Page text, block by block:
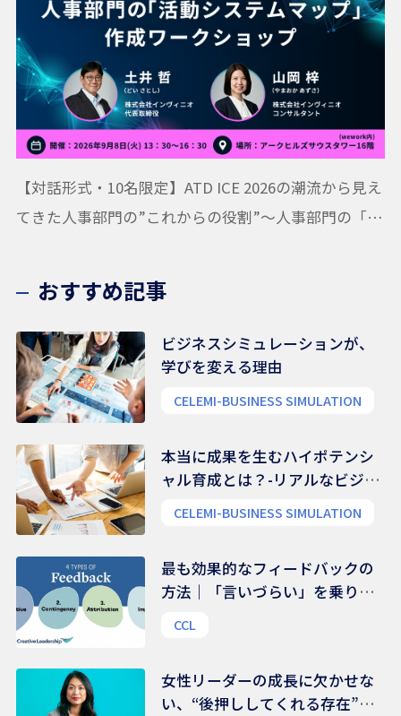
【対話形式・10名限定】ATD ICE 2026の潮流から見え
てきた人事部門の”これからの役割”〜人事部門の「活
おすすめ記事
ビジネスシミュレーションが、
学びを変える理由
CELEMI-BUSINESS SIMULATION
本当に成果を生むハイポテンシ
ャル育成とは？-リアルなビジネ
CELEMI-BUSINESS SIMULATION
最も効果的なフィードバックの
方法｜「言いづらい」を乗り越
CCL
女性リーダーの成長に欠かせな
い、“後押ししてくれる存在”の